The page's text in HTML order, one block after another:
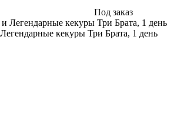
Под заказ
кекуры Три Брата, 1 день